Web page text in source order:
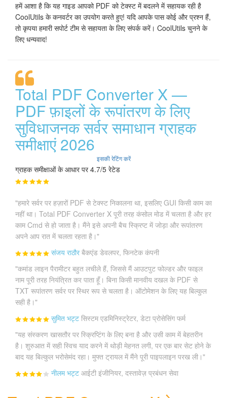
हमें आशा है कि यह गाइड आपको PDF को टेक्स्ट में बदलने में सहायक रही है
CoolUtils के कनवर्टर का उपयोग करते हुए! यदि आपके पास कोई और प्रश्न हैं,
तो कृपया हमारी सपोर्ट टीम से सहायता के लिए संपर्क करें। CoolUtils चुनने के
लिए धन्यवाद!
Total PDF Converter X —
PDF फ़ाइलों के रूपांतरण के लिए
सुविधाजनक सर्वर समाधान ग्राहक
समीक्षाएं 2026
इसकी रेटिंग करें
ग्राहक समीक्षाओं के आधार पर 4.7/5 रेटेड
"हमारे सर्वर पर हज़ारों PDF से टेक्स्ट निकालना था, इसलिए GUI किसी काम का
नहीं था। Total PDF Converter X पूरी तरह कंसोल मोड में चलता है और हर
काम Cmd से हो जाता है। मैंने इसे अपनी बैच स्क्रिप्ट में जोड़ा और रूपांतरण
अपने आप रात में चलता रहता है।"
संजय राठौर बैकएंड डेवलपर, फिनटेक कंपनी
"कमांड लाइन पैरामीटर बहुत लचीले हैं, जिससे मैं आउटपुट फोल्डर और फाइल
नाम पूरी तरह नियंत्रित कर पाता हूँ। बिना किसी मानवीय दखल के PDF से
TXT रूपांतरण सर्वर पर स्थिर रूप से चलता है। ऑटोमेशन के लिए यह बिल्कुल
सही है।"
सुमित भट्ट सिस्टम एडमिनिस्ट्रेटर, डेटा प्रोसेसिंग फर्म
"यह संस्करण खासतौर पर स्क्रिप्टिंग के लिए बना है और उसी काम में बेहतरीन
है। शुरुआत में सही स्विच याद करने में थोड़ी मेहनत लगी, पर एक बार सेट होने के
बाद यह बिल्कुल भरोसेमंद रहा। मुफ्त ट्रायल में मैंने पूरी पाइपलाइन परख ली।"
नीलम भट्ट आईटी इंजीनियर, दस्तावेज़ प्रबंधन सेवा